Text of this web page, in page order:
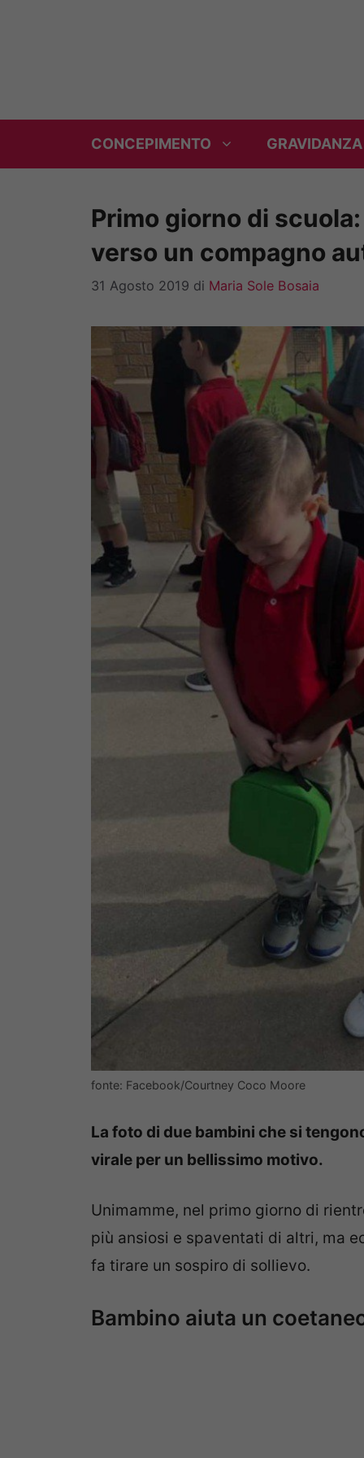
CONCEPIMENTO GRAVIDANZA
Primo giorno di
verso un compagno
31 Agosto 2019 di Maria Sole Bosaia
fonte: Facebook/Courtney Coco Moore
La foto di due bambini che si
virale per un bellissimo motivo.
Unimamme, nel primo giorno di
più ansiosi e spaventati di altri, ma
fa tirare un sospiro di sollievo.
Bambino aiuta un